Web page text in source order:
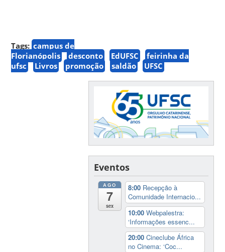
Tags: campus de
Florianópolis
desconto EdUFSC
feirinha da
ufsc
Livros promoção saldão UFSC
Eventos
AGO
7
sex
8:00 Recepção à
Comunidade Internacio...
10:00Webpalestra:
‘Informações essenc...
20:00Cineclube África
no Cinema: ‘Coc...